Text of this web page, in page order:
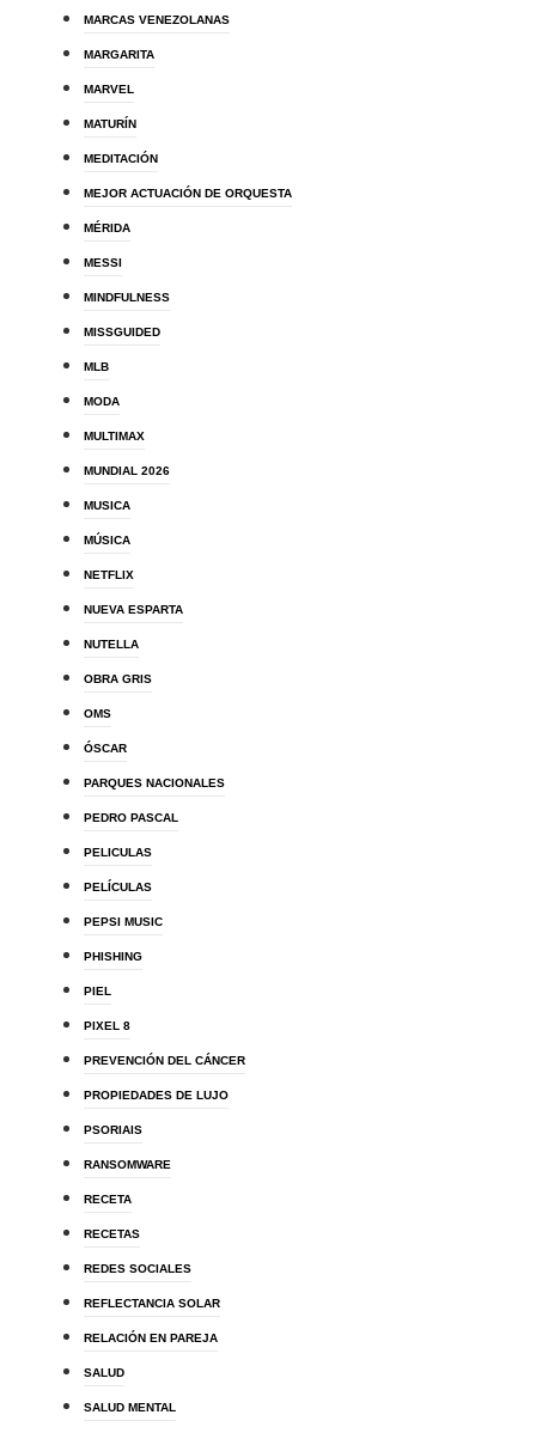
MARCAS VENEZOLANAS
MARGARITA
MARVEL
MATURÍN
MEDITACIÓN
MEJOR ACTUACIÓN DE ORQUESTA
MÉRIDA
MESSI
MINDFULNESS
MISSGUIDED
MLB
MODA
MULTIMAX
MUNDIAL 2026
MUSICA
MÚSICA
NETFLIX
NUEVA ESPARTA
NUTELLA
OBRA GRIS
OMS
ÓSCAR
PARQUES NACIONALES
PEDRO PASCAL
PELICULAS
PELÍCULAS
PEPSI MUSIC
PHISHING
PIEL
PIXEL 8
PREVENCIÓN DEL CÁNCER
PROPIEDADES DE LUJO
PSORIAIS
RANSOMWARE
RECETA
RECETAS
REDES SOCIALES
REFLECTANCIA SOLAR
RELACIÓN EN PAREJA
SALUD
SALUD MENTAL